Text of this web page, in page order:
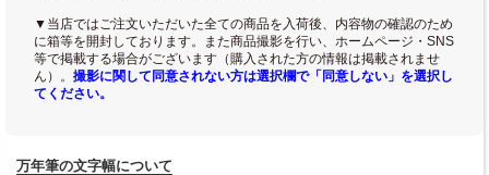
▼当店ではご注文いただいた全ての商品を入荷後、内容物の確認のため
に箱等を開封しております。また商品撮影を行い、ホームページ・SNS
等で掲載する場合がございます（購入された方の情報は掲載されませ
ん）。 撮影に関して同意されない方は選択欄で「同意しない」を選択し
てください。
万年筆の文字幅について